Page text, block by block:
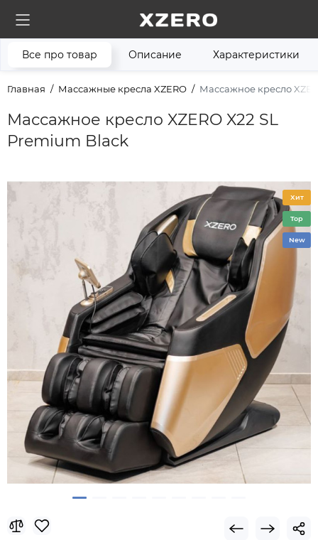
Главная Массажные кресла XZERO Массажное кресло
Массажное кресло XZERO X22 SL
Premium Black
Все про товар Описание Характеристики
Хит
Top
New